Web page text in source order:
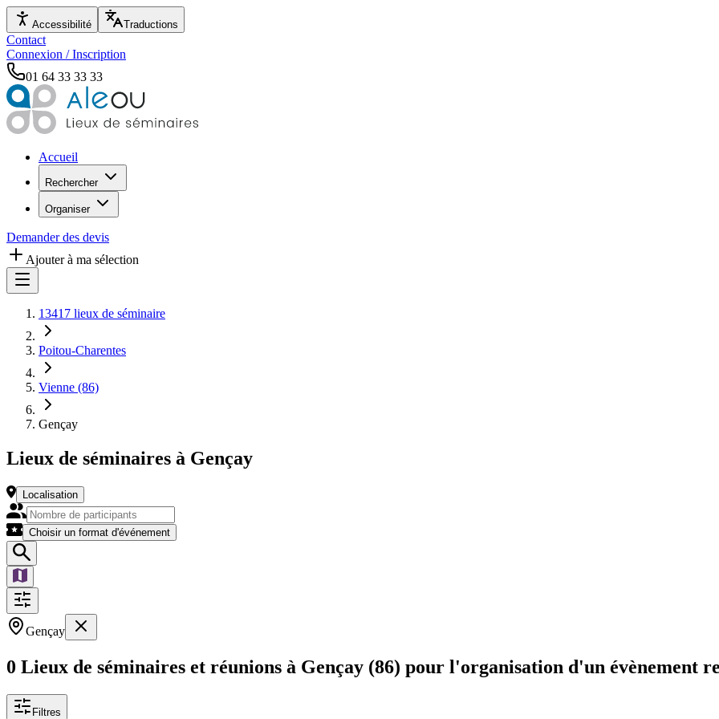
Accessibilité Traductions
Contact
Connexion / Inscription
01 64 33 33 33
Accueil
Rechercher
Organiser
Demander des devis
Ajouter à ma sélection
13417 lieux de séminaire
Poitou-Charentes
Vienne (86)
Gençay
Lieux de séminaires à Gençay
Localisation
Choisir un format d'événement
Gençay
0 Lieux de séminaires et réunions à Gençay (86) pour l'organisation d'un évènement
Filtres